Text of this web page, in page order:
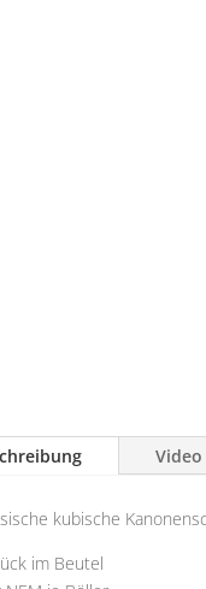
Video
kubische
im Beutel